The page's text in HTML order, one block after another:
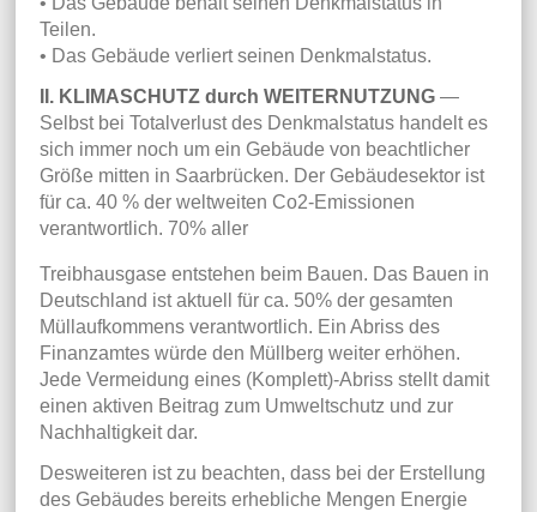
Teilen.
• Das Gebäude verliert seinen Denkmalstatus.
II. KLIMASCHUTZ durch WEITERNUTZUNG —
Selbst bei Totalverlust des Denkmalstatus handelt es
sich immer noch um ein Gebäude von beachtlicher
Größe mitten in Saarbrücken. Der Gebäudesektor ist
für ca. 40 % der weltweiten Co2-Emissionen
verantwortlich. 70% aller
Treibhausgase entstehen beim Bauen. Das Bauen in
Deutschland ist aktuell für ca. 50% der gesamten
Müllaufkommens verantwortlich. Ein Abriss des
Finanzamtes würde den Müllberg weiter erhöhen.
Jede Vermeidung eines (Komplett)-Abriss stellt damit
einen aktiven Beitrag zum Umweltschutz und zur
Nachhaltigkeit dar.
Desweiteren ist zu beachten, dass bei der Erstellung
des Gebäudes bereits erhebliche Mengen Energie